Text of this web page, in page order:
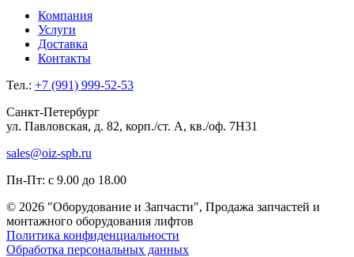
Компания
Услуги
Доставка
Контакты
Тел.: +7 (991) 999-52-53
Санкт-Петербург
ул. Павловская, д. 82, корп./ст. А, кв./оф. 7Н31
sales@oiz-spb.ru
Пн-Пт: с 9.00 до 18.00
© 2026 "Оборудование и Запчасти", Продажа запчастей и
монтажного оборудования лифтов
Политика конфиденциальности
Обработка персональных данных